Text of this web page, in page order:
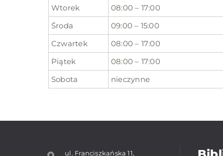
Wtorek
08:00 – 17:00
Środa
09:00 – 15:00
Czwartek
08:00 – 17:00
Piątek
08:00 – 17:00
Sobota
nieczynne
ul. Franciszkańska 11,